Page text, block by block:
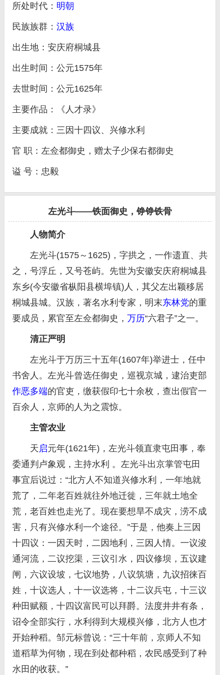
所处时代： 明朝
民族族群： 汉族
出生地：安庆府桐城县
出生时间：公元1575年
去世时间：公元1625年
主要作品：《人才录》
主要成就：三因十四议、兴修水利
官 职：左佥都御史，赠太子少保右都御史
谥 号：忠毅
左光斗——铁面御史，铮铮铁骨
人物简介
左光斗(1575～1625)，字拱之，一作遗直、共
之，号浮丘，又号苍屿。先世为安徽安庆府桐城县
东乡(今安徽省枞阳县横埠镇)人，其父左出颖移居
桐城县城。汉族，著名水利专家，明末东林党的重
要成员，累官至左佥都御史， 万历“六君子”之一。
清正严明
左光斗于万历三十五年(1607年)举进士，任中
书舍人。左光斗曾选任御史，巡视京城，逮治吏部
作恶多端的官吏，缴获假印七十余枚，查出假官一
百余人，京师的人为之震惊。
主管农业
天 启元年(1621年)，左光斗领直隶屯田事，奉
委通判卢象观，主持水利 。左光斗出京掌管屯田
事宜后说过：“北方人不知道兴修水利，一年地就
荒了，二年老百姓就往外地迁徙，三年就土地全
荒，老百姓也走光了。现在要想旱不成灾，涝不成
害，只有兴修水利一个途径。”于是，他奏上三因
十四议：一因天时，二因地利，三因人情。一议浚
通河流，二议挖渠，三议引水，四议修坝，五议建
闸，六议设坡，七议地势，八议筑塘，九议招徕百
姓，十议选人，十一议选将，十二议兵屯，十三议
种田赋额，十四议富民可以拜爵。法度井井有条，
诏令全部实行，水利得到大规模兴修，北方人也才
开始种稻。邹元标曾说：“三十年前，京师人不知
道稻草为何物，现在到处都种稻，农民感受到了种
水田的收获。”